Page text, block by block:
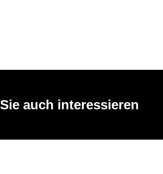
auch interessieren